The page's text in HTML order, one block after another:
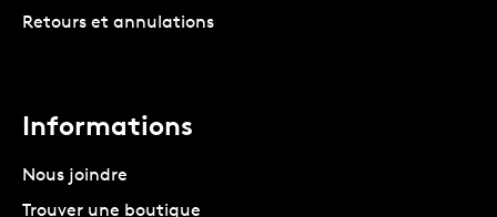
Retours et annulations
Informations
Nous joindre
Trouver une boutique